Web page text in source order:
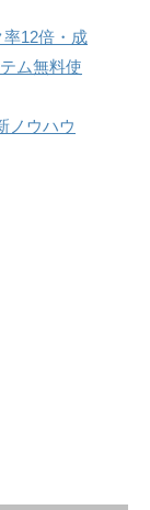
率12倍・成
ム無料使
ノウハウ